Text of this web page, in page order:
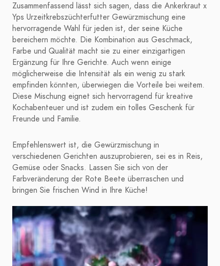
Zusammenfassend lässt sich sagen, dass die Ankerkraut x
Yps Urzeitkrebszüchterfutter Gewürzmischung eine
hervorragende Wahl für jeden ist, der seine Küche
bereichern möchte. Die Kombination aus Geschmack,
Farbe und Qualität macht sie zu einer einzigartigen
Ergänzung für Ihre Gerichte. Auch wenn einige
möglicherweise die Intensität als ein wenig zu stark
empfinden könnten, überwiegen die Vorteile bei weitem.
Diese Mischung eignet sich hervorragend für kreative
Kochabenteuer und ist zudem ein tolles Geschenk für
Freunde und Familie.
Empfehlenswert ist, die Gewürzmischung in
verschiedenen Gerichten auszuprobieren, sei es in Reis,
Gemüse oder Snacks. Lassen Sie sich von der
Farbveränderung der Rote Beete überraschen und
bringen Sie frischen Wind in Ihre Küche!